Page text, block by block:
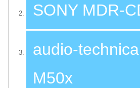
SONY MDR-
audio-
M50x